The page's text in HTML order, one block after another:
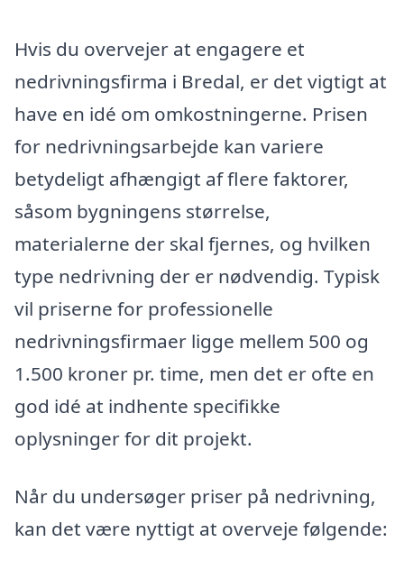
Hvis du overvejer at engagere et
nedrivningsfirma i Bredal, er det vigtigt at
have en idé om omkostningerne. Prisen
for nedrivningsarbejde kan variere
betydeligt afhængigt af flere faktorer,
såsom bygningens størrelse,
materialerne der skal fjernes, og hvilken
type nedrivning der er nødvendig. Typisk
vil priserne for professionelle
nedrivningsfirmaer ligge mellem 500 og
1.500 kroner pr. time, men det er ofte en
god idé at indhente specifikke
oplysninger for dit projekt.
Når du undersøger priser på nedrivning,
kan det være nyttigt at overveje følgende: